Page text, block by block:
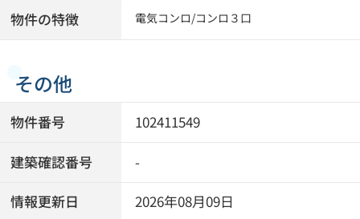
物件の特徴 電気コンロ/コンロ３口
その他
物件番号 102411549
建築確認番号 -
情報更新日 2026年08月09日